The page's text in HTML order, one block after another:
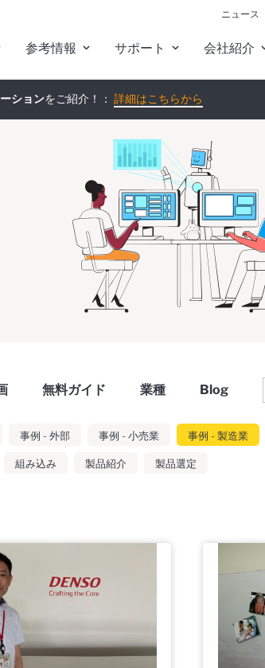
参考情報 サポート 会社紹介
ニュース
ションをご紹介！： 詳細はこちらから
ス究極ガイド：詳細はこちらから
無料ガイド 業種 Blog
事例 - 外部 事例 - 小売業 事例 - 製造業
組み込み 製品紹介 製品選定